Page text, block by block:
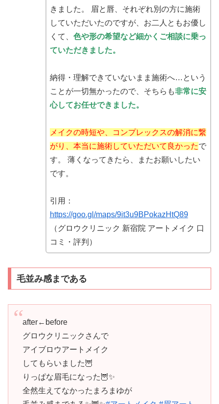
きました。 眉と唇、それぞれ別の方に施術
していただいたのですが、お二人ともお優し
くて、 色や形の希望など細かくご相談に乗っ
ていただきました。
納得・理解できていないまま施術へ…という
ことが一切無かったので、そちらも非常に安
心してお任せできました。
メイクの時短や、コンプレックスの解消に繋
がり、本当に施術していただいて良かったで
す。 薄くなってきたら、またお願いしたい
です。
引用：
https://goo.gl/maps/9it3u9BPokazHtQ89
（グロウクリニック 新宿院 アートメイク 口
コミ・評判）
毛並み感まである
after←before
グロウクリニックさんで
アイブロウアートメイク
してもらいました🦉
りっぱな眉毛になった🦉✨
全然生えてなかったまろまゆが